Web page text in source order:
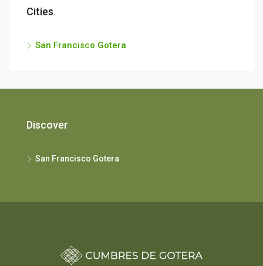
Cities
San Francisco Gotera
Discover
San Francisco Gotera